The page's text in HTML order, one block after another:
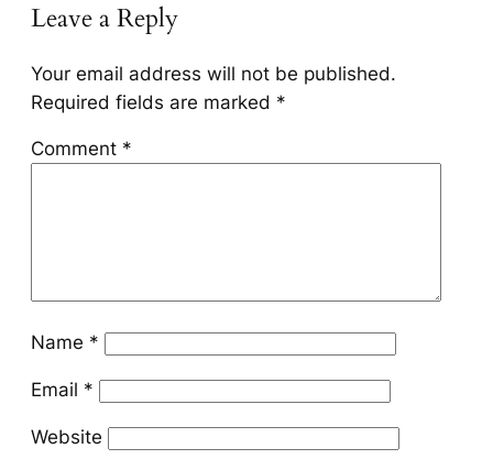
Leave a Reply
Your email address will not be published.
Required fields are marked *
Comment *
Name *
Email *
Website